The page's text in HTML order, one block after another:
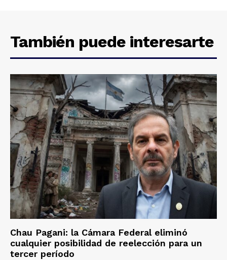
También puede interesarte
Chau Pagani: la Cámara Federal eliminó
cualquier posibilidad de reelección para un
tercer período